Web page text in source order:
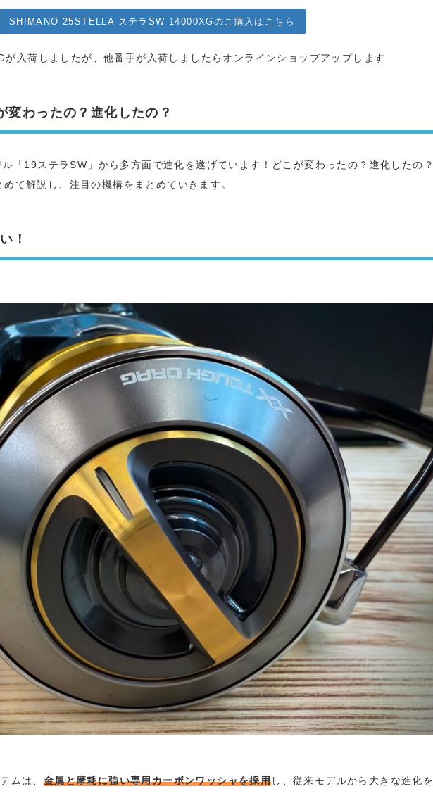
SHIMANO 25STELLA ステラSW 14000XGのご購入はこちら
入荷しましたが、他番手が入荷しましたらオンラインショップアップします
変わったの？進化したの？
ル「19ステラSW」から多方面で進化を遂げています！どこが変わったの？進化したの？
て解説し、注目の機構をまとめていきます。
！
ムは、 金属と摩耗に強い専用カーボンワッシャを採用し、従来モデルから大きな進化を